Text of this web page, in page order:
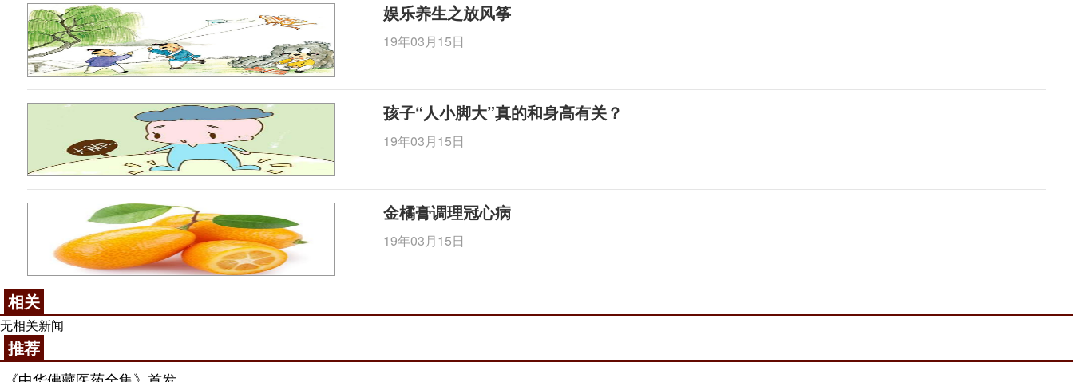
娱乐养生之放风筝
19年03月15日
孩子“人小脚大”真的和身高有关？
19年03月15日
金橘膏调理冠心病
19年03月15日
相关
无相关新闻
推荐